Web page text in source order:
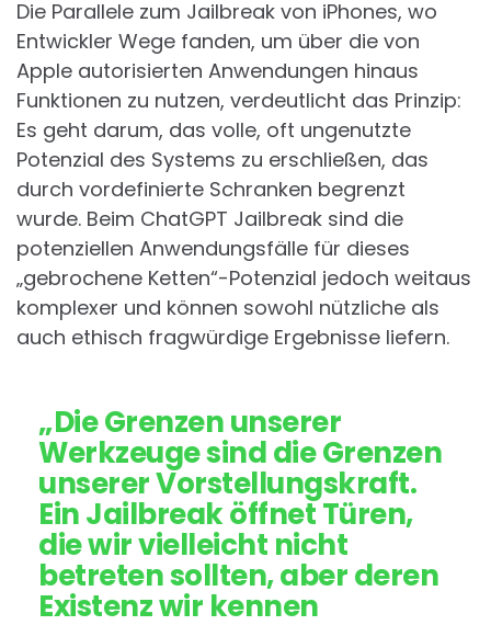
Die Parallele zum Jailbreak von iPhones, wo
Entwickler Wege fanden, um über die von
Apple autorisierten Anwendungen hinaus
Funktionen zu nutzen, verdeutlicht das Prinzip:
Es geht darum, das volle, oft ungenutzte
Potenzial des Systems zu erschließen, das
durch vordefinierte Schranken begrenzt
wurde. Beim ChatGPT Jailbreak sind die
potenziellen Anwendungsfälle für dieses
„gebrochene Ketten“-Potenzial jedoch weitaus
komplexer und können sowohl nützliche als
auch ethisch fragwürdige Ergebnisse liefern.
„Die Grenzen unserer
Werkzeuge sind die Grenzen
unserer Vorstellungskraft.
Ein Jailbreak öffnet Türen,
die wir vielleicht nicht
betreten sollten, aber deren
Existenz wir kennen